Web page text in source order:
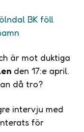
BK föll
är mot duktiga
den 17:e april.
då tro?
intervju med
för